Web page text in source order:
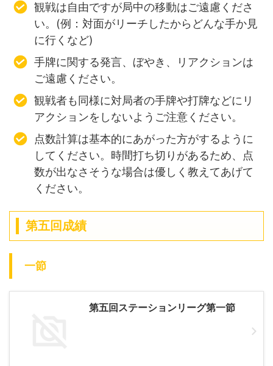
観戦は自由ですが局中の移動はご遠慮くださ
い。(例：対面がリーチしたからどんな手か見
に行くなど)
手牌に関する発言、ぼやき、リアクションは
ご遠慮ください。
観戦者も同様に対局者の手牌や打牌などにリ
アクションをしないようご注意ください。
点数計算は基本的にあがった方がするように
してください。時間打ち切りがあるため、点
数が出なさそうな場合は優しく教えてあげて
ください。
第五回成績
一節
第五回ステーションリーグ第一節